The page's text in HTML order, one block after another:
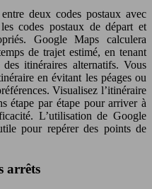
deux codes postaux avec
codes postaux de départ et
Google Maps calculera
de trajet estimé, en tenant
itinéraires alternatifs. Vous
en évitant les péages ou
Visualisez l’itinéraire
étape par étape pour arriver à
L’utilisation de Google
pour repérer des points de
arrêts